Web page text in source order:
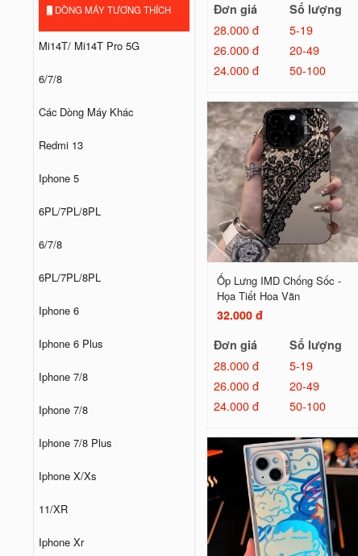
DÒNG MÁY TƯƠNG THÍCH
Mi14T/ Mi14T Pro 5G
6/7/8
Các Dòng Máy Khác
Redmi 13
Iphone 5
6PL/7PL/8PL
6/7/8
6PL/7PL/8PL
Iphone 6
Iphone 6 Plus
Iphone 7/8
Iphone 7/8
Iphone 7/8 Plus
Iphone X/Xs
11/XR
Iphone Xr
Đơn giá
Số lượng
28.000 đ
5-19
26.000 đ
20-49
24.000 đ
50-100
Ốp Lưng IMD Chống Sốc -
Họa Tiết Hoa Văn
32.000 đ
Đơn giá
Số lượng
28.000 đ
5-19
26.000 đ
20-49
24.000 đ
50-100